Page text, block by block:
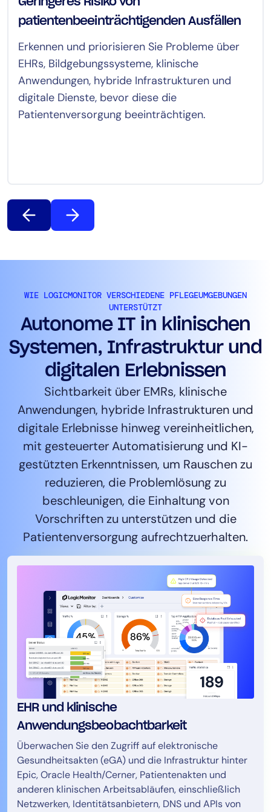
patientenbeeinträchtigenden Ausfällen
Erkennen und priorisieren Sie Probleme über
EHRs, Bildgebungssysteme, klinische
Anwendungen, hybride Infrastrukturen und
digitale Dienste, bevor diese die
Patientenversorgung beeinträchtigen.
WIE LOGICMONITOR VERSCHIEDENE PFLEGEUMGEBUNGEN
UNTERSTÜTZT
Autonome IT in klinischen
Systemen, Infrastruktur und
digitalen Erlebnissen
Sichtbarkeit über EMRs, klinische
Anwendungen, hybride Infrastrukturen und
digitale Erlebnisse hinweg vereinheitlichen,
mit gesteuerter Automatisierung und KI-
gestützten Erkenntnissen, um Rauschen zu
reduzieren, die Problemlösung zu
beschleunigen, die Einhaltung von
Vorschriften zu unterstützen und die
Patientenversorgung aufrechtzuerhalten.
EHR und klinische
Anwendungsbeobachtbarkeit
Überwachen Sie den Zugriff auf elektronische
Gesundheitsakten (eGA) und die Infrastruktur hinter
Epic, Oracle Health/Cerner, Patientenakten und
anderen klinischen Arbeitsabläufen, einschließlich
Netzwerken, Identitätsanbietern, DNS und APIs von